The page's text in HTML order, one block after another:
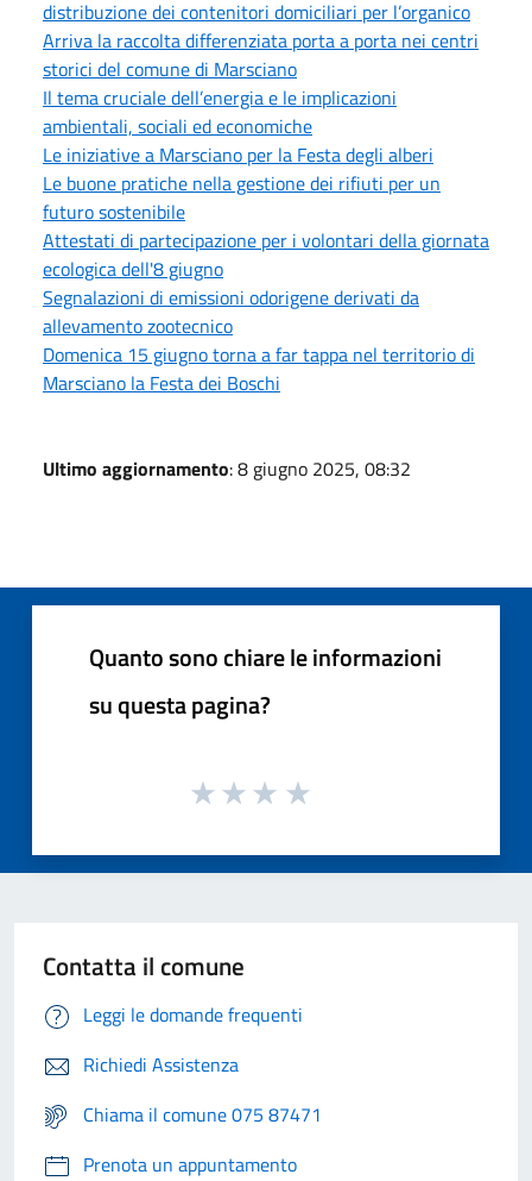
distribuzione dei contenitori domiciliari per l’organico
Arriva la raccolta differenziata porta a porta nei centri
storici del comune di Marsciano
Il tema cruciale dell’energia e le implicazioni
ambientali, sociali ed economiche
Le iniziative a Marsciano per la Festa degli alberi
Le buone pratiche nella gestione dei rifiuti per un
futuro sostenibile
Attestati di partecipazione per i volontari della giornata
ecologica dell'8 giugno
Segnalazioni di emissioni odorigene derivati da
allevamento zootecnico
Domenica 15 giugno torna a far tappa nel territorio di
Marsciano la Festa dei Boschi
Ultimo aggiornamento: 8 giugno 2025, 08:32
Quanto sono chiare le informazioni
su questa pagina?
Contatta il comune
Leggi le domande frequenti
Richiedi Assistenza
Chiama il comune 075 87471
Prenota un appuntamento